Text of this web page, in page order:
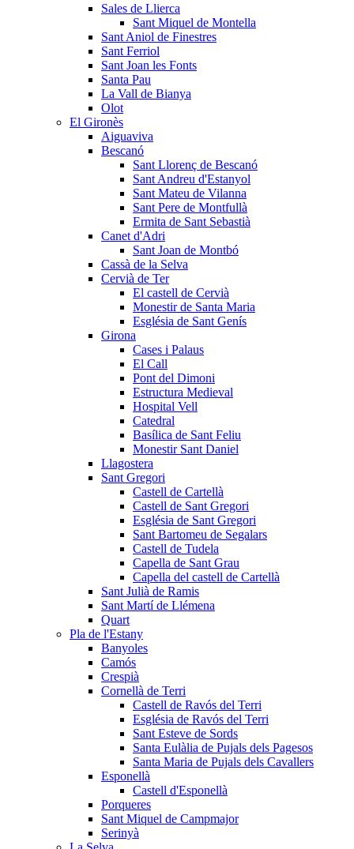
Sales de Llierca
Sant Miquel de Montella
Sant Aniol de Finestres
Sant Ferriol
Sant Joan les Fonts
Santa Pau
La Vall de Bianya
Olot
El Gironès
Aiguaviva
Bescanó
Sant Llorenç de Bescanó
Sant Andreu d'Estanyol
Sant Mateu de Vilanna
Sant Pere de Montfullà
Ermita de Sant Sebastià
Canet d'Adri
Sant Joan de Montbó
Cassà de la Selva
Cervià de Ter
El castell de Cervià
Monestir de Santa Maria
Església de Sant Genís
Girona
Cases i Palaus
El Call
Pont del Dimoni
Estructura Medieval
Hospital Vell
Catedral
Basílica de Sant Feliu
Monestir Sant Daniel
Llagostera
Sant Gregori
Castell de Cartellà
Castell de Sant Gregori
Església de Sant Gregori
Sant Bartomeu de Segalars
Castell de Tudela
Capella de Sant Grau
Capella del castell de Cartellà
Sant Julià de Ramis
Sant Martí de Llémena
Quart
Pla de l'Estany
Banyoles
Camós
Crespià
Cornellà de Terri
Castell de Ravós del Terri
Església de Ravós del Terri
Sant Esteve de Sords
Santa Eulàlia de Pujals dels Pagesos
Santa Maria de Pujals dels Cavallers
Esponellà
Castell d'Esponellà
Porqueres
Sant Miquel de Campmajor
Serinyà